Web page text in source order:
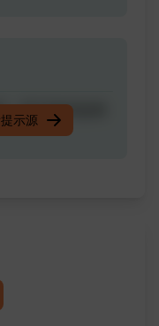
即可获得提纲
示源